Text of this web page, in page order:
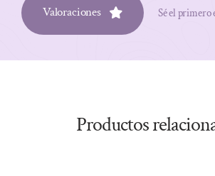
Valoraciones Sé el primero
Productos